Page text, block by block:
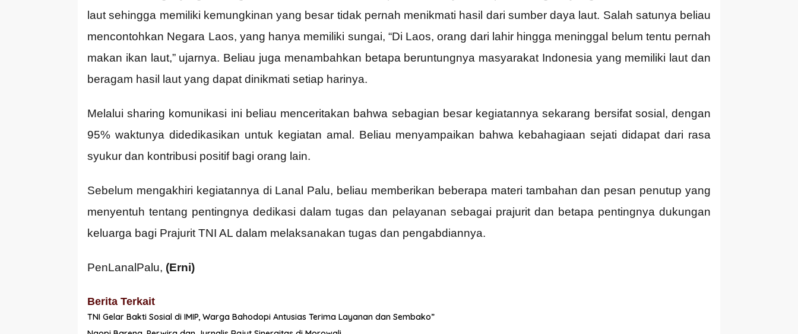
laut sehingga memiliki kemungkinan yang besar tidak pernah menikmati hasil dari sumber daya laut. Salah satunya beliau
mencontohkan Negara Laos, yang hanya memiliki sungai, “Di Laos, orang dari lahir hingga meninggal belum tentu pernah
makan ikan laut,” ujarnya. Beliau juga menambahkan betapa beruntungnya masyarakat Indonesia yang memiliki laut dan
beragam hasil laut yang dapat dinikmati setiap harinya.
Melalui sharing komunikasi ini beliau menceritakan bahwa sebagian besar kegiatannya sekarang bersifat sosial, dengan
95% waktunya didedikasikan untuk kegiatan amal. Beliau menyampaikan bahwa kebahagiaan sejati didapat dari rasa
syukur dan kontribusi positif bagi orang lain.
Sebelum mengakhiri kegiatannya di Lanal Palu, beliau memberikan beberapa materi tambahan dan pesan penutup yang
menyentuh tentang pentingnya dedikasi dalam tugas dan pelayanan sebagai prajurit dan betapa pentingnya dukungan
keluarga bagi Prajurit TNI AL dalam melaksanakan tugas dan pengabdiannya.
PenLanalPalu, (Erni)
Berita Terkait
TNI Gelar Bakti Sosial di IMIP, Warga Bahodopi Antusias Terima Layanan dan Sembako”